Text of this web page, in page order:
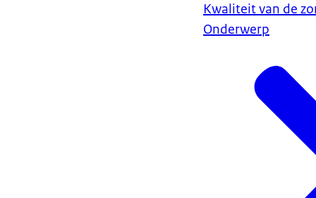
Kwaliteit van de
Onderwerp